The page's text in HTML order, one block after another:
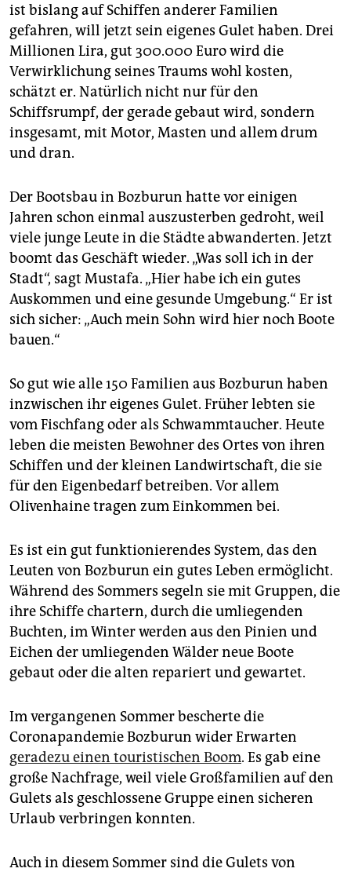
ist bislang auf Schiffen anderer Familien
gefahren, will jetzt sein eigenes Gulet haben. Drei
Millionen Lira, gut 300.000 Euro wird die
Verwirklichung seines Traums wohl kosten,
schätzt er. Natürlich nicht nur für den
Schiffsrumpf, der gerade gebaut wird, sondern
insgesamt, mit Motor, Masten und allem drum
und dran.
Der Bootsbau in Bozburun hatte vor einigen
Jahren schon einmal auszusterben gedroht, weil
viele junge Leute in die Städte abwanderten. Jetzt
boomt das Geschäft wieder. „Was soll ich in der
Stadt“, sagt Mustafa. „Hier habe ich ein gutes
Auskommen und eine gesunde Umgebung.“ Er ist
sich sicher: „Auch mein Sohn wird hier noch Boote
bauen.“
So gut wie alle 150 Familien aus Bozburun haben
inzwischen ihr eigenes Gulet. Früher lebten sie
vom Fischfang oder als Schwammtaucher. Heute
leben die meisten Bewohner des Ortes von ihren
Schiffen und der kleinen Landwirtschaft, die sie
für den Eigenbedarf betreiben. Vor allem
Olivenhaine tragen zum Einkommen bei.
Es ist ein gut funktionierendes System, das den
Leuten von Bozburun ein gutes Leben ermöglicht.
Während des Sommers segeln sie mit Gruppen, die
ihre Schiffe chartern, durch die umliegenden
Buchten, im Winter werden aus den Pinien und
Eichen der umliegenden Wälder neue Boote
gebaut oder die alten repariert und gewartet.
Im vergangenen Sommer bescherte die
Coronapandemie Bozburun wider Erwarten
geradezu einen touristischen Boom. Es gab eine
große Nachfrage, weil viele Großfamilien auf den
Gulets als geschlossene Gruppe einen sicheren
Urlaub verbringen konnten.
Auch in diesem Sommer sind die Gulets von